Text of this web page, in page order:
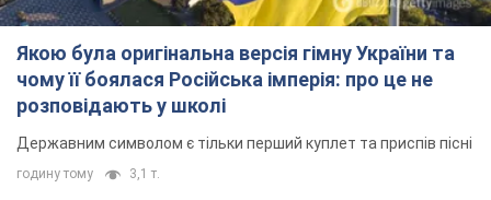
Якою була оригінальна версія гімну України та
чому її боялася Російська імперія: про це не
розповідають у школі
Державним символом є тільки перший куплет та приспів пісні
годину тому 3,1 т.